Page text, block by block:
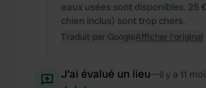
eaux usées sont disponibles. 25
chien inclus) sont trop chers.
Traduit par GoogleAfficher l'original
J'ai évalué un lieu—il y a 11